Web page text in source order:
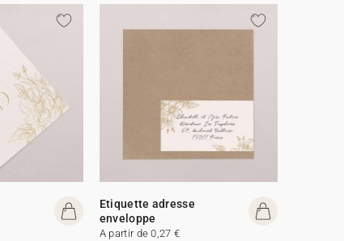
Etiquette adresse
enveloppe
A partir de 0,27 €